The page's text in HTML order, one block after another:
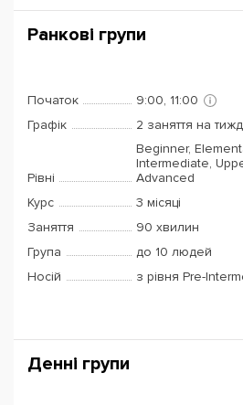
Ранкові групи
Початок
9:00, 11:00
Графік
2 заняття на
Рівні
Beginner,
Intermediate,
Advanced
Курс
3 місяці
Заняття
90 хвилин
Група
до 10 людей
Носій
з рівня Pre-
Денні групи